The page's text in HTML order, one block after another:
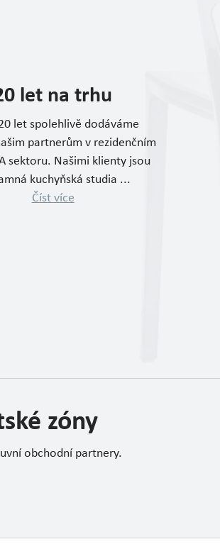
let na trhu
let spolehlivě dodáváme
partnerům v rezidenčním
sektoru. Našimi klienty jsou
kuchyňská studia ...
Číst více
zóny
obchodní partnery.